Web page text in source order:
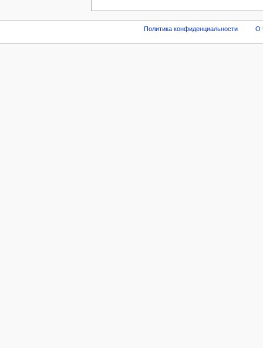
Политика конфиденциальности О